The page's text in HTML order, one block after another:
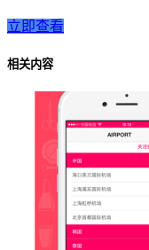
立即查看
相关内容